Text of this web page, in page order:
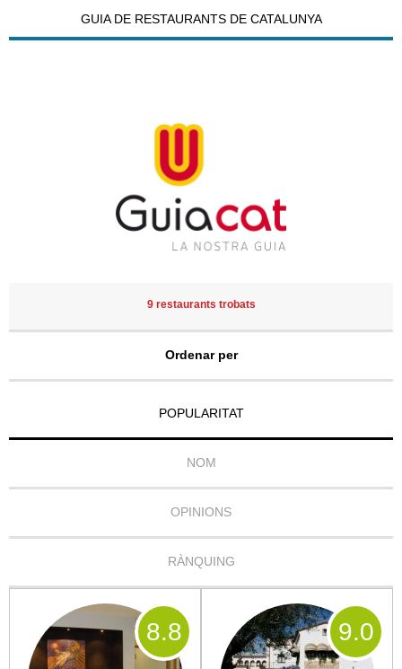
GUIA DE RESTAURANTS DE CATALUNYA
9 restaurants trobats
Ordenar per
POPULARITAT
NOM
OPINIONS
RÀNQUING
8.8 9.0